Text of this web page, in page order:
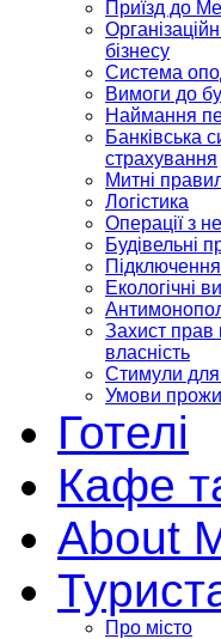
Приїзд до
бізнесу
Система
Вимоги до
Наймання
Банківська
страхування
Митні
Логістика
Операції з
Будівельні
Екологічні
Захист прав
власність
Стимули для
Умови
Готелі
Кафе
About
Про місто